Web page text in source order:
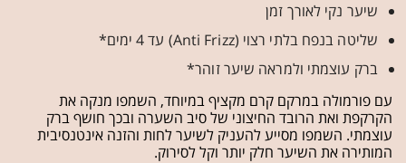
שיער נקי לאורך זמן
שליטה בנפח בלתי רצוי (Anti Frizz) עד 4 ימים*
ברק עוצמתי ולמראה שיער זוהר*
עם פורמולה במרקם קרם מקציף במיוחד, השמפו מנקה את
הקרקפת ואת הרובד החיצוני של סיב השערה ובכך חושף ברק
עוצמתי. השמפו מסייע להעניק לשיער לחות והזנה אינטנסיבית
המותירה את השיער חלק יותר וקל לסירוק.